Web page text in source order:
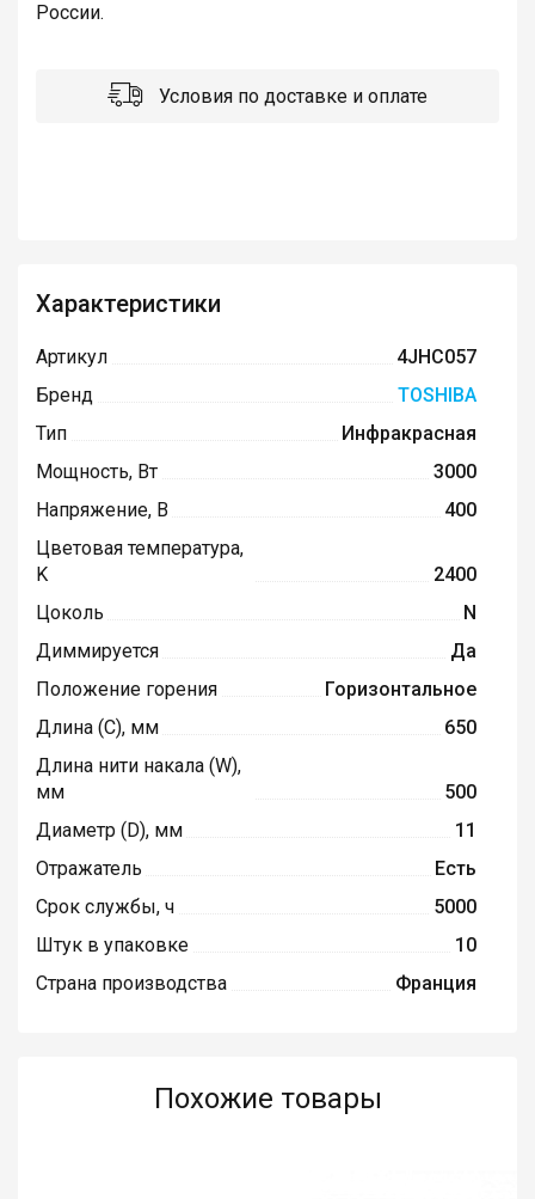
России.
Условия по доставке и оплате
Характеристики
Артикул
4JHC057
Бренд
TOSHIBA
Тип
Инфракрасная
Мощность, Вт
3000
Напряжение, В
400
Цветовая температура,
K
2400
Цоколь
N
Диммируется
Да
Положение горения
Горизонтальное
Длина (C), мм
650
Длина нити накала (W),
мм
500
Диаметр (D), мм
11
Отражатель
Есть
Срок службы, ч
5000
Штук в упаковке
10
Страна производства
Франция
Похожие товары